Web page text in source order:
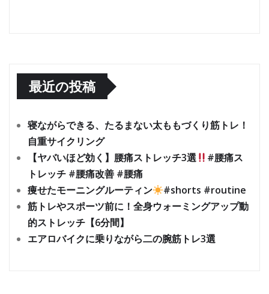
最近の投稿
寝ながらできる、たるまない太ももづくり筋トレ！
自重サイクリング
【ヤバいほど効く】腰痛ストレッチ3選
#腰痛ス
トレッチ #腰痛改善 #腰痛
痩せたモーニングルーティン
#shorts #routine
筋トレやスポーツ前に！全身ウォーミングアップ動
的ストレッチ【6分間】
エアロバイクに乗りながら二の腕筋トレ3選